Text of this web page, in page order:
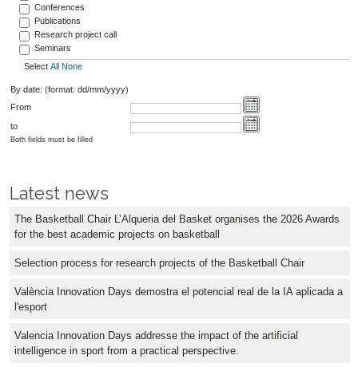
Conferences
Publications
Research project call
Seminars
Select All None
By date: (format: dd/mm/yyyy)
From
to
Both fields must be filled
Latest news
The Basketball Chair L’Alqueria del Basket organises the 2026 Awards
for the best academic projects on basketball
Selection process for research projects of the Basketball Chair
València Innovation Days demostra el potencial real de la IA aplicada a
l'esport
Valencia Innovation Days addresse the impact of the artificial
intelligence in sport from a practical perspective.